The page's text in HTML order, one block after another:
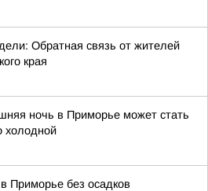
Обратная связь от жителей
края
ночь в Приморье может стать
холодной
Приморье без осадков